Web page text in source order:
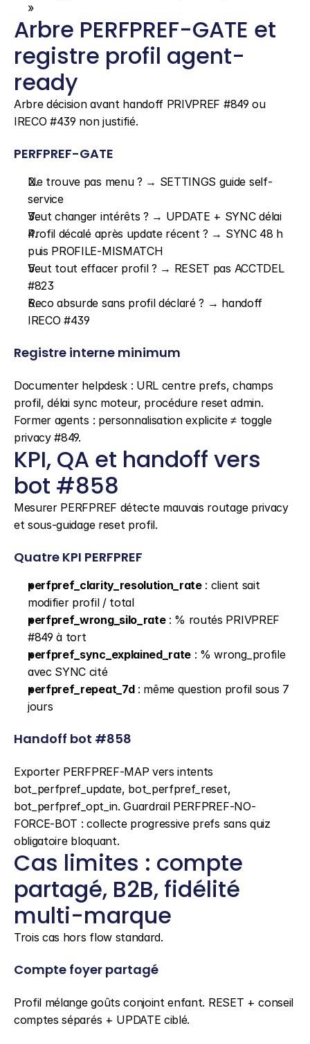
»
Arbre PERFPREF-GATE et
registre profil agent-
ready
Arbre décision avant handoff PRIVPREF #849 ou
IRECO #439 non justifié.
PERFPREF-GATE
Ne trouve pas menu ? → SETTINGS guide self-
service
Veut changer intérêts ? → UPDATE + SYNC délai
Profil décalé après update récent ? → SYNC 48 h
puis PROFILE-MISMATCH
Veut tout effacer profil ? → RESET pas ACCTDEL
#823
Reco absurde sans profil déclaré ? → handoff
IRECO #439
Registre interne minimum
Documenter helpdesk : URL centre prefs, champs
profil, délai sync moteur, procédure reset admin.
Former agents : personnalisation explicite ≠ toggle
privacy #849.
KPI, QA et handoff vers
bot #858
Mesurer PERFPREF détecte mauvais routage privacy
et sous-guidage reset profil.
Quatre KPI PERFPREF
perfpref_clarity_resolution_rate : client sait
modifier profil / total
perfpref_wrong_silo_rate : % routés PRIVPREF
#849 à tort
perfpref_sync_explained_rate : % wrong_profile
avec SYNC cité
perfpref_repeat_7d : même question profil sous 7
jours
Handoff bot #858
Exporter PERFPREF-MAP vers intents
bot_perfpref_update, bot_perfpref_reset,
bot_perfpref_opt_in. Guardrail PERFPREF-NO-
FORCE-BOT : collecte progressive prefs sans quiz
obligatoire bloquant.
Cas limites : compte
partagé, B2B, fidélité
multi-marque
Trois cas hors flow standard.
Compte foyer partagé
Profil mélange goûts conjoint enfant. RESET + conseil
comptes séparés + UPDATE ciblé.